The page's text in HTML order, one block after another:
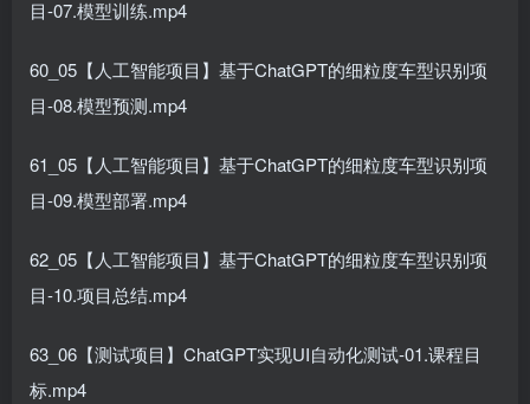
目-07.模型训练.mp4
60_05【人工智能项目】基于ChatGPT的细粒度车型识别项
目-08.模型预测.mp4
61_05【人工智能项目】基于ChatGPT的细粒度车型识别项
目-09.模型部署.mp4
62_05【人工智能项目】基于ChatGPT的细粒度车型识别项
目-10.项目总结.mp4
63_06【测试项目】ChatGPT实现UI自动化测试-01.课程目
标.mp4